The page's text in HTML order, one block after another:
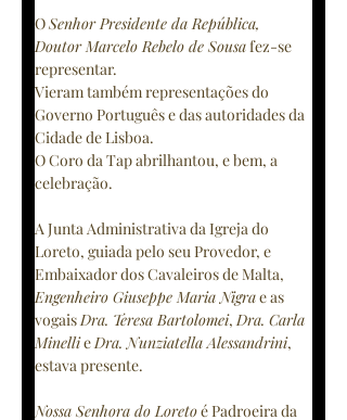
O Senhor Presidente da República,
Doutor Marcelo Rebelo de Sousa fez-se
representar.
Vieram também representações do
Governo Português e das autoridades da
Cidade de Lisboa.
O Coro da Tap abrilhantou, e bem, a
celebração.
A Junta Administrativa da Igreja do
Loreto, guiada pelo seu Provedor, e
Embaixador dos Cavaleiros de Malta,
Engenheiro Giuseppe Maria Nigra e as
vogais Dra. Teresa Bartolomei, Dra. Carla
Minelli e Dra. Nunziatella Alessandrini,
estava presente.
Nossa Senhora do Loreto é Padroeira da